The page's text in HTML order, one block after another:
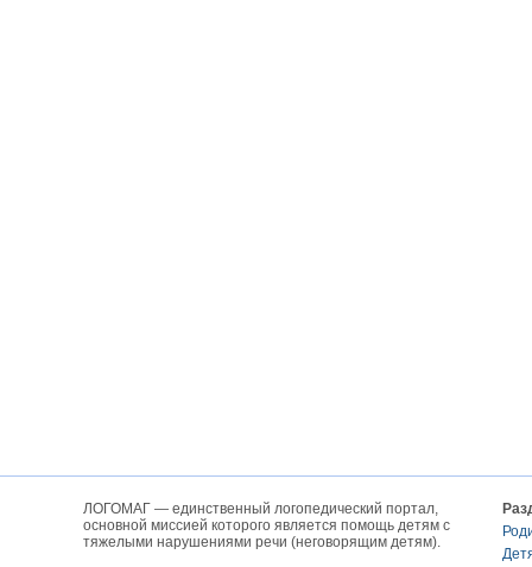
ЛОГОМАГ — единственный логопедический портал,
основной миссией которого является помощь детям с
тяжелыми нарушениями речи (неговорящим детям).